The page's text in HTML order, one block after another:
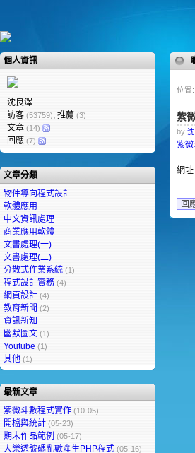
個人資訊
沈良澤
訪客 (53759), 推薦 (3)
文章 (14)
回應 (7)
文章分類
物件導向程式設計
軟體應用
中文資訊處理
商業應用軟體
文書處理(一)
文書處理(二)
分散式作業系統 (1)
程式設計實務 (4)
網頁設計 (4)
教育新聞 (2)
資訊新知
幽默圖文 (1)
Youtube (1)
其他 (1)
最新文章
紫微斗數程式實作 (10-05)
開檔與統計 (05-23)
期末作品範例 (05-17)
大樂透號碼亂數產生PHP程式 (05-16)
位置:
紫
by
紫
網址
回